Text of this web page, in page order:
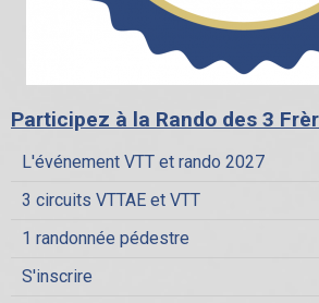
Participez à la Rando des 3
L'événement VTT et rando 2027
3 circuits VTTAE et VTT
1 randonnée pédestre
S'inscrire